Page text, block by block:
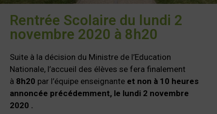
Rentrée Scolaire du lundi 2
novembre 2020 à 8h20
Suite à la décision du Ministre de l’Education
Nationale, l’accueil des élèves se fera finalement
à 8h20 par l’équipe enseignante et non à 10 heures
annoncée précédemment, le lundi 2 novembre
2020 .